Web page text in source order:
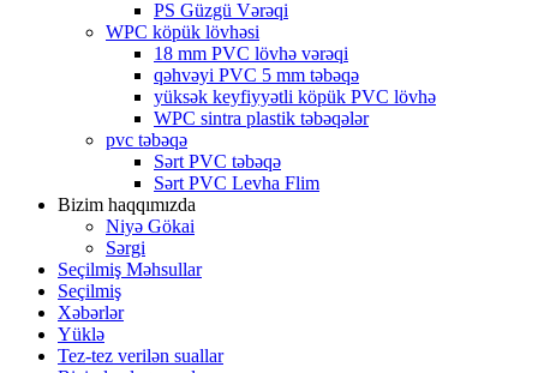
PS Güzgü Vərəqi
WPC köpük lövhəsi
18 mm PVC lövhə vərəqi
qəhvəyi PVC 5 mm təbəqə
yüksək keyfiyyətli köpük PVC lövhə
WPC sintra plastik təbəqələr
pvc təbəqə
Sərt PVC təbəqə
Sərt PVC Levha Flim
Bizim haqqımızda
Niyə Gökai
Sərgi
Seçilmiş Məhsullar
Seçilmiş
Xəbərlər
Yüklə
Tez-tez verilən suallar